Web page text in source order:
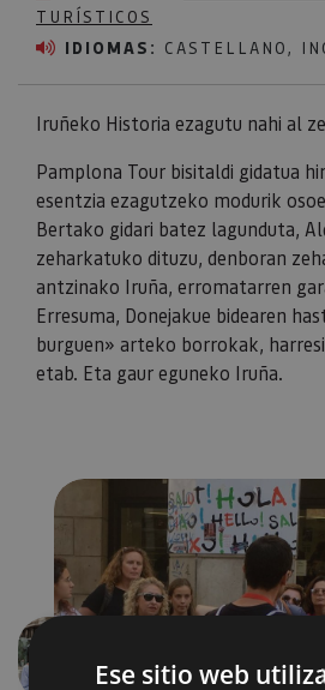
TURÍSTICOS
IDIOMAS: CASTELLANO,
Iruñeko Historia ezagutu nahi al
Pamplona Tour bisitaldi gidatua
esentzia ezagutzeko modurik
Bertako gidari batez lagunduta,
zeharkatuko dituzu, denboran
antzinako Iruña, erromatarren
Erresuma, Donejakue bidearen
burguen» arteko borrokak,
etab. Eta gaur eguneko Iruña.
Aurrekoa
Ese sitio web